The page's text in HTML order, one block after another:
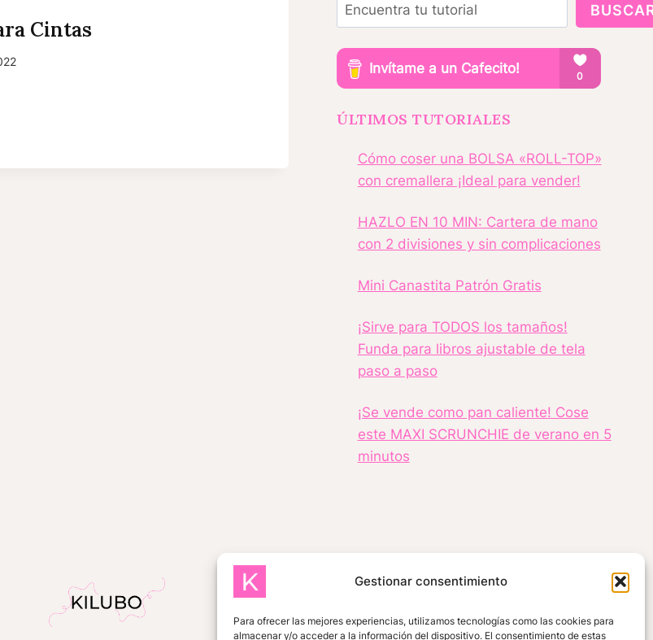
Gestionar consentimiento
Para ofrecer las mejores experiencias, utilizamos tecnologías como las cookies para
almacenar y/o acceder a la información del dispositivo. El consentimiento de estas
Cintas
ÚLTIMOS TUTORIALES
Cómo coser una BOLSA «ROLL-TOP»
con cremallera ¡Ideal para vender!
HAZLO EN 10 MIN: Cartera de mano
con 2 divisiones y sin complicaciones
Mini Canastita Patrón Gratis
¡Sirve para TODOS los tamaños!
Funda para libros ajustable de tela
paso a paso
¡Se vende como pan caliente! Cose
este MAXI SCRUNCHIE de verano en 5
minutos